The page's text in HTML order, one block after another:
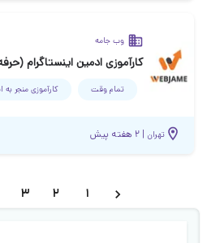
وب جامه
تمام وقت کارآموزی منجر ‌به
تهران | ۲ هفته پیش
1
2
3